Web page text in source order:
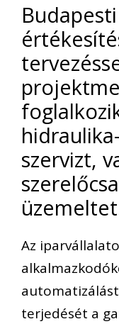
szervizt,
Az
terjedését a